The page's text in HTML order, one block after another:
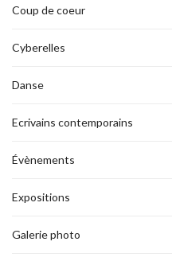
Coup de coeur
Cyberelles
Danse
Ecrivains contemporains
Évènements
Expositions
Galerie photo